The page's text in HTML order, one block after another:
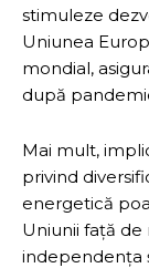
stimuleze
Uniunea
mondial,
după
Mai mult,
privind
energetică
Uniunii față
independența